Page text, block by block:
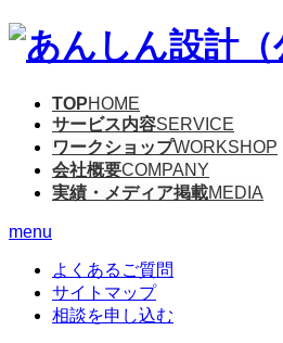
TOPHOME
サービス内容SERVICE
ワークショップWORKSHOP
会社概要COMPANY
実績・メディア掲載MEDIA
menu
よくあるご質問
サイトマップ
相談を申し込む